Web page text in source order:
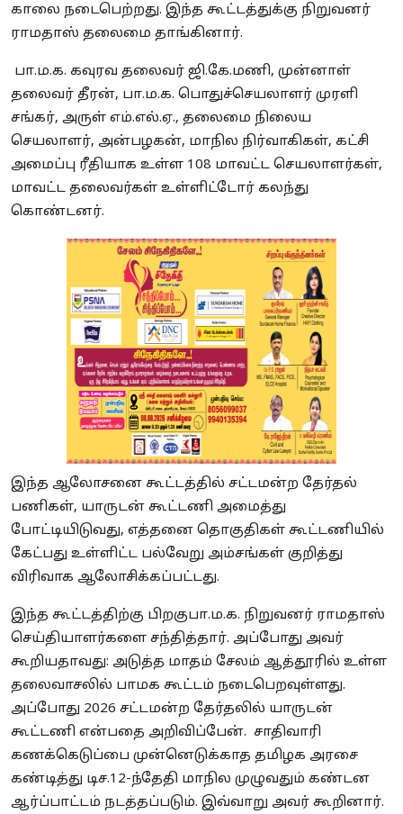
காலை நடைபெற்றது. இந்த கூட்டத்துக்கு நிறுவனர்
ராமதாஸ் தலைமை தாங்கினார்.
பா.ம.க. கவுரவ தலைவர் ஜி.கே.மணி, முன்னாள்
தலைவர் தீரன், பா.ம.க. பொதுச்செயலாளர் முரளி
சங்கர், அருள் எம்.எல்.ஏ., தலைமை நிலைய
செயலாளர், அன்பழகன், மாநில நிர்வாகிகள், கட்சி
அமைப்பு ரீதியாக உள்ள 108 மாவட்ட செயலாளர்கள்,
மாவட்ட தலைவர்கள் உள்ளிட்டோர் கலந்து
கொண்டனர்.
இந்த ஆலோசனை கூட்டத்தில் சட்டமன்ற தேர்தல்
பணிகள், யாருடன் கூட்டணி அமைத்து
போட்டியிடுவது, எத்தனை தொகுதிகள் கூட்டணியில்
கேட்பது உள்ளிட்ட பல்வேறு அம்சங்கள் குறித்து
விரிவாக ஆலோசிக்கப்பட்டது.
இந்த கூட்டத்திற்கு பிறகுபா.ம.க. நிறுவனர் ராமதாஸ்
செய்தியாளர்களை சந்தித்தார். அப்போது அவர்
கூறியதாவது: அடுத்த மாதம் சேலம் ஆத்தூரில் உள்ள
தலைவாசலில் பாமக கூட்டம் நடைபெறவுள்ளது.
அப்போது 2026 சட்டமன்ற தேர்தலில் யாருடன்
கூட்டணி என்பதை அறிவிப்பேன். சாதிவாரி
கணக்கெடுப்பை முன்னெடுக்காத தமிழக அரசை
கண்டித்து டிச.12-ந்தேதி மாநில முழுவதும் கண்டன
ஆர்ப்பாட்டம் நடத்தப்படும். இவ்வாறு அவர் கூறினார்.